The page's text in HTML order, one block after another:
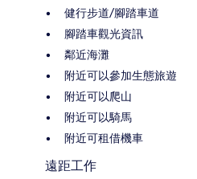
健行步道/腳踏車道
腳踏車觀光資訊
鄰近海灘
附近可以參加生態旅遊
附近可以爬山
附近可以騎馬
附近可租借機車
遠距工作